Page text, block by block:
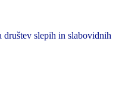
slepih in slabovidnih